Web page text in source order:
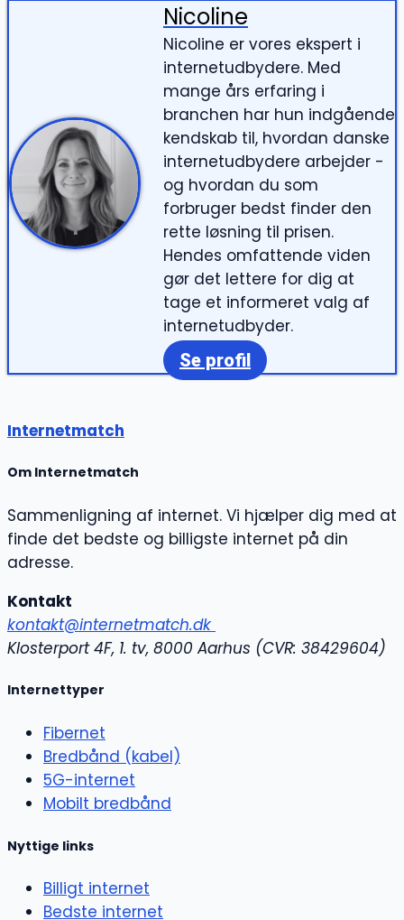
Nicoline
Nicoline er vores ekspert i
internetudbydere. Med
mange års erfaring i
branchen har hun indgående
kendskab til, hvordan danske
internetudbydere arbejder -
og hvordan du som
forbruger bedst finder den
rette løsning til prisen.
Hendes omfattende viden
gør det lettere for dig at
tage et informeret valg af
internetudbyder.
Se profil
Internetmatch
Om Internetmatch
Sammenligning af internet. Vi hjælper dig med at
finde det bedste og billigste internet på din
adresse.
Kontakt
kontakt@internetmatch.dk
Klosterport 4F, 1. tv, 8000 Aarhus (CVR: 38429604)
Internettyper
Fibernet
Bredbånd (kabel)
5G-internet
Mobilt bredbånd
Nyttige links
Billigt internet
Bedste internet